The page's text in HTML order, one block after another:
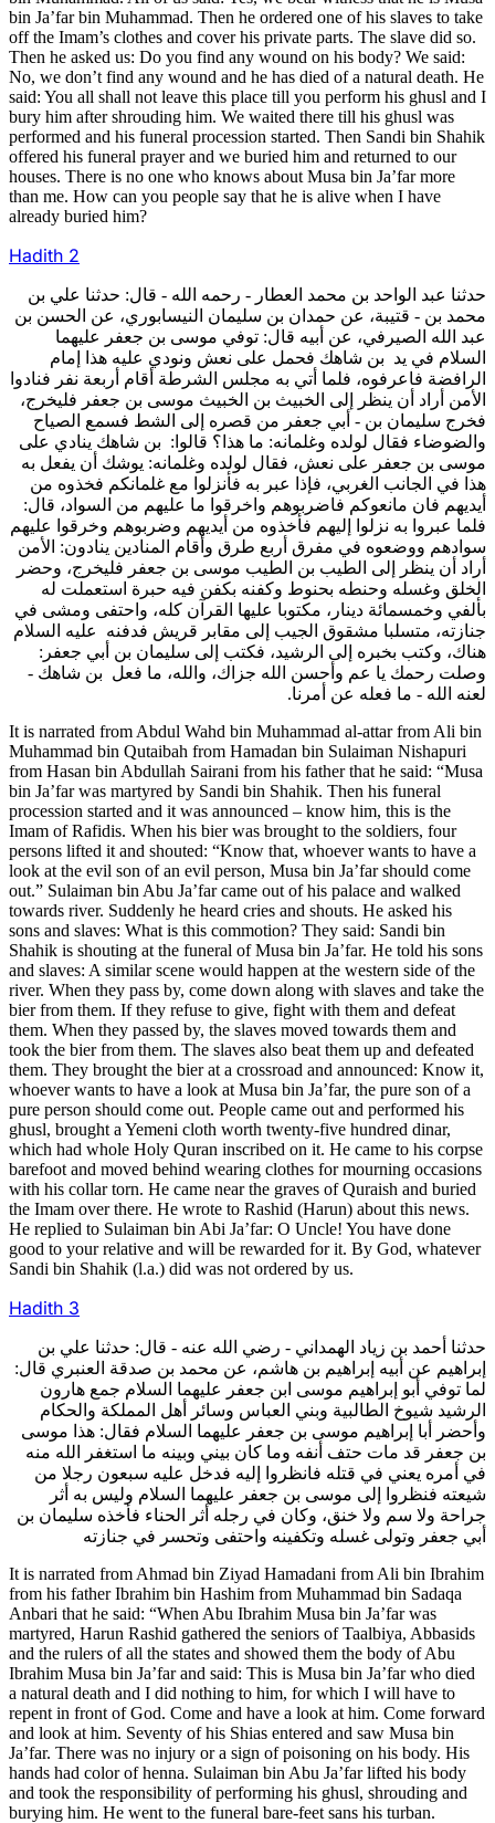
bin Ja’far bin Muhammad. Then he ordered one of his slaves to take
off the Imam’s clothes and cover his private parts. The slave did so.
Then he asked us: Do you find any wound on his body? We said:
No, we don’t find any wound and he has died of a natural death. He
said: You all shall not leave this place till you perform his ghusl and I
bury him after shrouding him. We waited there till his ghusl was
performed and his funeral procession started. Then Sandi bin Shahik
offered his funeral prayer and we buried him and returned to our
houses. There is no one who knows about Musa bin Ja’far more
than me. How can you people say that he is alive when I have
already buried him?
Hadith 2
حدثنا عبد الواحد بن محمد العطار - رحمه الله - قال: حدثنا علي بن
محمد بن - قتيبة، عن حمدان بن سليمان النيسابوري، عن الحسن بن
عبد الله الصيرفي، عن أبيه قال: توفي موسى بن جعفر عليهما
السلام في يد بن شاهك فحمل على نعش ونودي عليه هذا إمام
الرافضة فاعرفوه، فلما أتي به مجلس الشرطة أقام أربعة نفر فنادوا
الأمن أراد أن ينظر إلى الخبيث بن الخبيث موسى بن جعفر فليخرج،
فخرج سليمان بن - أبي جعفر من قصره إلى الشط فسمع الصياح
والضوضاء فقال لولده وغلمانه: ما هذا؟ قالوا: بن شاهك ينادي على
موسى بن جعفر على نعش، فقال لولده وغلمانه: يوشك أن يفعل به
هذا في الجانب الغربي، فإذا عبر به فأنزلوا مع غلمانكم فخذوه من
أيديهم فان مانعوكم فاضربوهم واخرقوا ما عليهم من السواد، قال:
فلما عبروا به نزلوا إليهم فأخذوه من أيديهم وضربوهم وخرقوا عليهم
سوادهم ووضعوه في مفرق أربع طرق وأقام المنادين ينادون: الأمن
أراد أن ينظر إلى الطيب بن الطيب موسى بن جعفر فليخرج، وحضر
الخلق وغسله وحنطه بحنوط وكفنه بكفن فيه حبرة استعملت له
بألفي وخمسمائة دينار، مكتوبا عليها القرآن كله، واحتفى ومشى في
جنازته، متسلبا مشقوق الجيب إلى مقابر قريش فدفنه عليه السلام
هناك، وكتب بخبره إلى الرشيد، فكتب إلى سليمان بن أبي جعفر:
وصلت رحمك يا عم وأحسن الله جزاك، والله، ما فعل بن شاهك -
لعنه الله - ما فعله عن أمرنا.
It is narrated from Abdul Wahd bin Muhammad al-attar from Ali bin
Muhammad bin Qutaibah from Hamadan bin Sulaiman Nishapuri
from Hasan bin Abdullah Sairani from his father that he said: “Musa
bin Ja’far was martyred by Sandi bin Shahik. Then his funeral
procession started and it was announced – know him, this is the
Imam of Rafidis. When his bier was brought to the soldiers, four
persons lifted it and shouted: “Know that, whoever wants to have a
look at the evil son of an evil person, Musa bin Ja’far should come
out.” Sulaiman bin Abu Ja’far came out of his palace and walked
towards river. Suddenly he heard cries and shouts. He asked his
sons and slaves: What is this commotion? They said: Sandi bin
Shahik is shouting at the funeral of Musa bin Ja’far. He told his sons
and slaves: A similar scene would happen at the western side of the
river. When they pass by, come down along with slaves and take the
bier from them. If they refuse to give, fight with them and defeat
them. When they passed by, the slaves moved towards them and
took the bier from them. The slaves also beat them up and defeated
them. They brought the bier at a crossroad and announced: Know it,
whoever wants to have a look at Musa bin Ja’far, the pure son of a
pure person should come out. People came out and performed his
ghusl, brought a Yemeni cloth worth twenty-five hundred dinar,
which had whole Holy Quran inscribed on it. He came to his corpse
barefoot and moved behind wearing clothes for mourning occasions
with his collar torn. He came near the graves of Quraish and buried
the Imam over there. He wrote to Rashid (Harun) about this news.
He replied to Sulaiman bin Abi Ja’far: O Uncle! You have done
good to your relative and will be rewarded for it. By God, whatever
Sandi bin Shahik (l.a.) did was not ordered by us.
Hadith 3
حدثنا أحمد بن زياد الهمداني - رضي الله عنه - قال: حدثنا علي بن
إبراهيم عن أبيه إبراهيم بن هاشم، عن محمد بن صدقة العنبري قال:
لما توفي أبو إبراهيم موسى ابن جعفر عليهما السلام جمع هارون
الرشيد شيوخ الطالبية وبني العباس وسائر أهل المملكة والحكام
وأحضر أبا إبراهيم موسى بن جعفر عليهما السلام فقال: هذا موسى
بن جعفر قد مات حتف أنفه وما كان بيني وبينه ما استغفر الله منه
في أمره يعني في قتله فانظروا إليه فدخل عليه سبعون رجلا من
شيعته فنظروا إلى موسى بن جعفر عليهما السلام وليس به أثر
جراحة ولا سم ولا خنق، وكان في رجله أثر الحناء فأخذه سليمان بن
أبي جعفر وتولى غسله وتكفينه واحتفى وتحسر في جنازته
It is narrated from Ahmad bin Ziyad Hamadani from Ali bin Ibrahim
from his father Ibrahim bin Hashim from Muhammad bin Sadaqa
Anbari that he said: “When Abu Ibrahim Musa bin Ja’far was
martyred, Harun Rashid gathered the seniors of Taalbiya, Abbasids
and the rulers of all the states and showed them the body of Abu
Ibrahim Musa bin Ja’far and said: This is Musa bin Ja’far who died
a natural death and I did nothing to him, for which I will have to
repent in front of God. Come and have a look at him. Come forward
and look at him. Seventy of his Shias entered and saw Musa bin
Ja’far. There was no injury or a sign of poisoning on his body. His
hands had color of henna. Sulaiman bin Abu Ja’far lifted his body
and took the responsibility of performing his ghusl, shrouding and
burying him. He went to the funeral bare-feet sans his turban.